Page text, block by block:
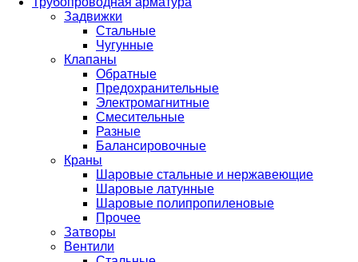
Задвижки
Стальные
Чугунные
Клапаны
Обратные
Предохранительные
Электромагнитные
Смесительные
Разные
Балансировочные
Краны
Шаровые стальные и нержавеющие
Шаровые латунные
Шаровые полипропиленовые
Прочее
Затворы
Вентили